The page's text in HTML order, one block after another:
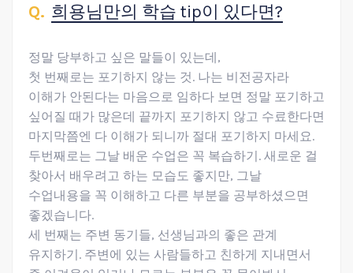
희용님만의 학습 tip이 있다면?
정말 당부하고 싶은 말들이 있는데,
첫 번째로는 포기하지 않는 것. 나는 비전공자라
이해가 안된다는 마음으로 임하다 보면 정말 포기하고
싶어질 때가 많은데 끝까지 포기하지 않고 수료한다면
마지막쯤엔 다 이해가 되니까 절대 포기하지 마세요.
두번째로는 그날 배운 수업은 꼭 복습하기. 새로운 걸
찾아서 배우려고 하는 모습도 좋지만, 그날
수업내용을 꼭 이해하고 다른 부분을 공부하셨으면
좋겠습니다.
세 번째는 주변 동기들, 선생님과의 좋은 관계
유지하기. 주변에 있는 사람들하고 친하게 지내면서